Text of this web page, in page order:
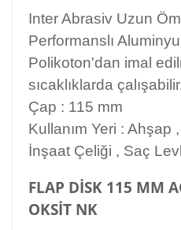
Inter Abrasiv Uzun
Performanslı
Polikoton'dan imal
sıcaklıklarda
Çap : 115 mm
Kullanım Yeri : Ahşap
İnşaat Çeliği , Saç
FLAP DİSK 115 MM
OKSİT NK